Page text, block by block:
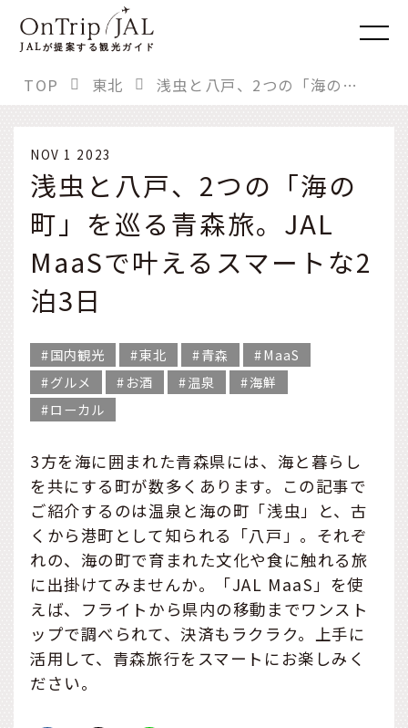
JALが提案する観光ガイド
TOP 東北 浅虫と八戸、2つの「海の町」を巡る青森旅。JAL MaaSで叶えるスマートな2泊3日
NOV 1 2023
浅虫と八戸、2つの「海の
町」を巡る青森旅。JAL
MaaSで叶えるスマートな2
泊3日
国内観光 東北 青森
MaaS
グルメ
お酒 温泉
海鮮
ローカル
3方を海に囲まれた青森県には、海と暮らし
を共にする町が数多くあります。この記事で
ご紹介するのは温泉と海の町「浅虫」と、古
くから港町として知られる「八戸」。それぞ
れの、海の町で育まれた文化や食に触れる旅
に出掛けてみませんか。「JAL MaaS」を使
えば、フライトから県内の移動までワンスト
ップで調べられて、決済もラクラク。上手に
活用して、青森旅行をスマートにお楽しみく
ださい。